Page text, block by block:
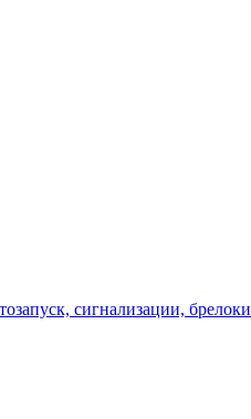
сигнализации, брелоки